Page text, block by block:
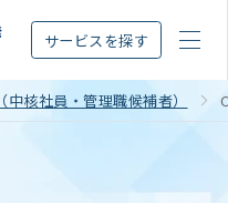
サービスを探す
中核社員・管理職候補者）